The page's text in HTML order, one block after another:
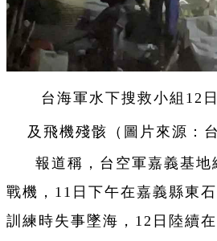
台海軍水下搜救小組12
及飛機殘骸（圖片來源：
報道稱，台空軍嘉義基
戰機，11日下午在嘉義縣東
訓練時失事墜海，12日陸續